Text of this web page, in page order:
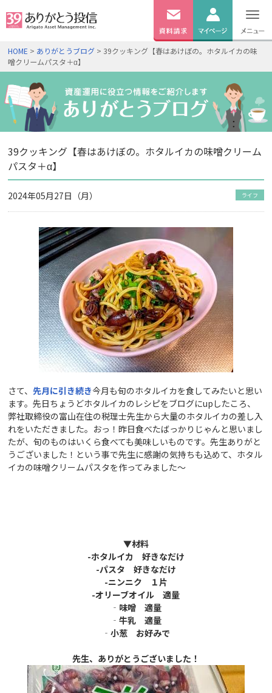
無料資料
口座開設
ログイン
HOME > ありがとうブログ > 39クッキング【春はあけぼの。ホタルイカの味
噌クリームパスタ＋α】
39クッキング【春はあけぼの。ホタルイカの味噌クリーム
パスタ＋α】
2024年05月27日（月） ライフ
さて、先月に引き続き今月も旬のホタルイカを食してみたいと思い
ます。先日ちょうどホタルイカのレシピをブログにupしたころ、
弊社取締役の富山在住の税理士先生から大量のホタルイカの差し入
れをいただきました。おっ！昨日食べたばっかりじゃんと思いまし
たが、旬のものはいくら食べても美味しいものです。先生ありがと
うございました！という事で先生に感謝の気持ちも込めて、ホタル
イカの味噌クリームパスタを作ってみました～
▼材料
-ホタルイカ 好きなだけ
-パスタ 好きなだけ
-ニンニク １片
-オリーブオイル 適量
‐味噌 適量
‐牛乳 適量
‐小葱 お好みで
先生、ありがとうございました！